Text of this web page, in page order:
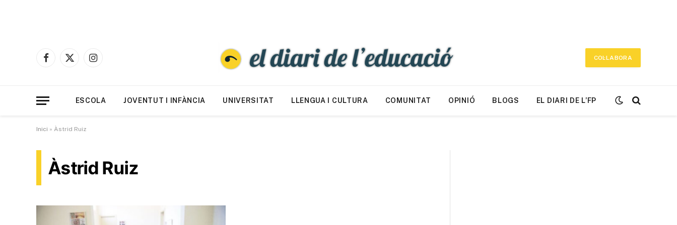
Facebook
X
Instagram
COL·LABORA
ESCOLA JOVENTUT I INFÀNCIA UNIVERSITAT LLENGUA I CULTURA COMUNITAT OPINIÓ BLOGS EL DIARI DE L’FP
Inici » Àstrid Ruiz
Àstrid Ruiz